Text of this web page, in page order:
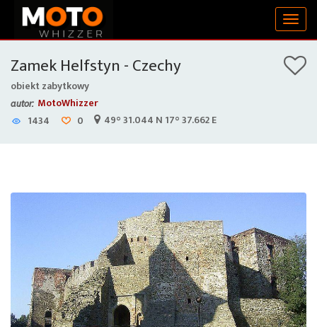
Zamek Helfstyn - Czechy
obiekt zabytkowy
autor: MotoWhizzer
1434
0 49° 31.044 N 17° 37.662 E